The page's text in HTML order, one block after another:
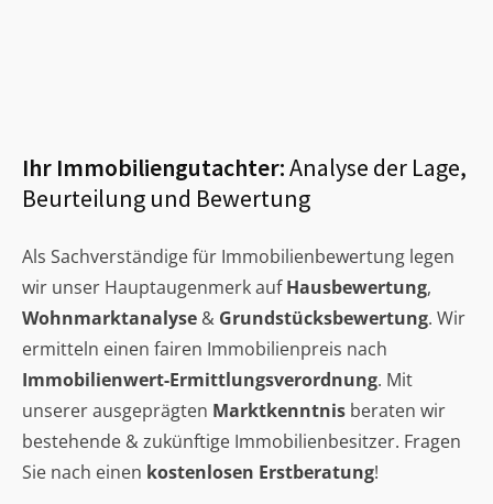
Ihr Immobiliengutachter:Analyse der Lage,
Beurteilung und Bewertung
Als Sachverständige für Immobilienbewertung legen
wir unser Hauptaugenmerk aufHausbewertung,
Wohnmarktanalyse & Grundstücksbewertung. Wir
ermitteln einen fairen Immobilienpreis nach
Immobilienwert-Ermittlungsverordnung. Mit
unserer ausgeprägten Marktkenntnis beraten wir
bestehende & zukünftige Immobilienbesitzer. Fragen
Sie nach einen kostenlosen Erstberatung!